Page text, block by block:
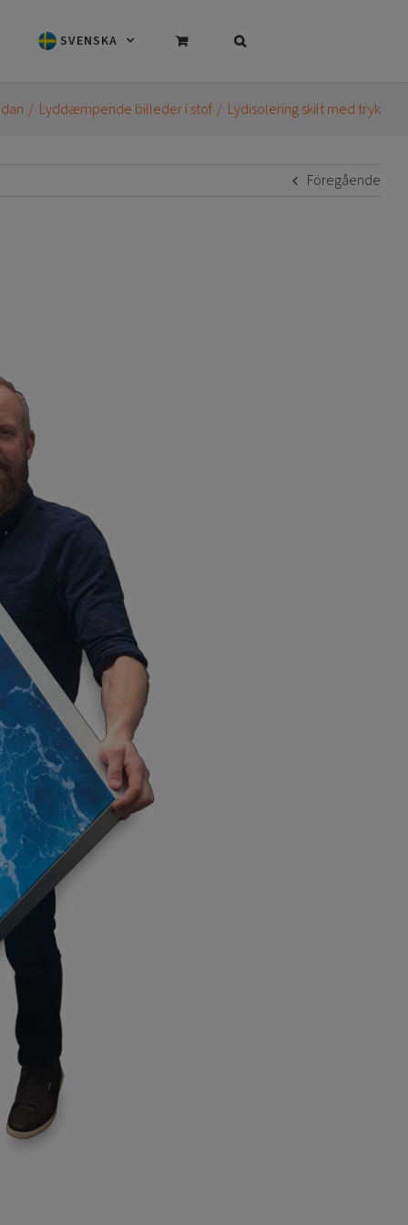
SVENSKA
Lyddæmpende billeder i stof Lydisolering skilt med tryk
Föregående